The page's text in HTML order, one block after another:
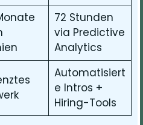
72 Stunden
via Predictive
Analytics
Automatisiert
e Intros +
Hiring-Tools